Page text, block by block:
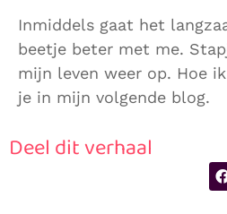
Inmiddels gaat het
beetje beter met me.
mijn leven weer op. Hoe
je in mijn volgende blog.
Deel dit verhaal